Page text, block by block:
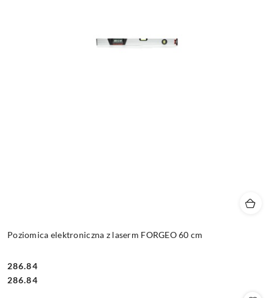
Poziomica elektroniczna z laserm FORGEO 60 cm
Cena:
286.84
Cena:
286.84